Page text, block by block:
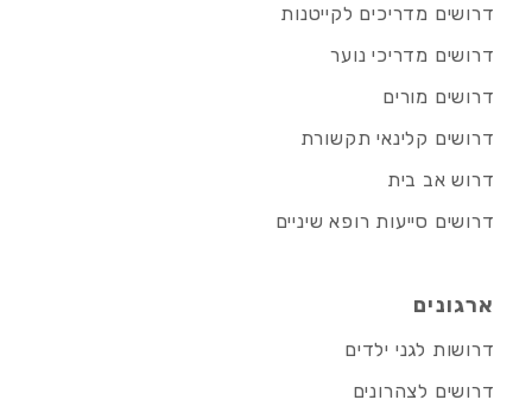
דרושים מדריכים לקייטנות
דרושים מדריכי נוער
דרושים מורים
דרושים קלינאי תקשורת
דרוש אב בית
דרושים סייעות רופא שיניים
ארגונים
דרושות לגני ילדים
דרושים לצהרונים